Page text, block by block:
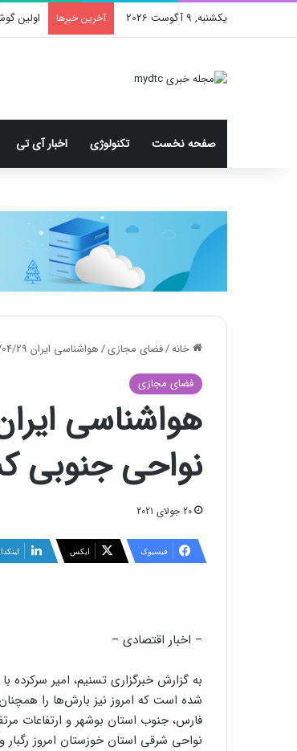
یکشنبه, 9 آگوست 2026 آخرین خبرها
صفحه نخست تکنولوژی اخبار آی تی
خانه/فضای مجازی/هواشناسی ایران 1400/04/29| بارش‌ها در نواحی جنوبی کشور ادامه دارد
فضای مجازی
نواحی جنوبی
20 جولای 2021
فیسبوک ایکس
– اخبار اقتصادی –
به گزارش خبرگزاری تسنیم، امیر سرکرده
شده است که امروز نیز بارش‌ها را
فارس، جنوب استان بوشهر و ارتفاعات
نواحی شرقی استان خوزستان امروز